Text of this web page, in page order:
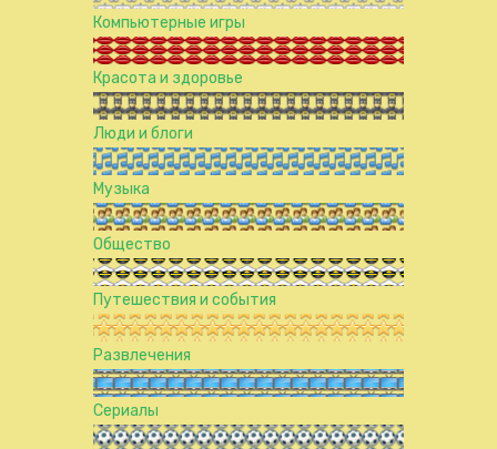
Компьютерные игры
Красота и здоровье
Люди и блоги
Музыка
Общество
Путешествия и события
Развлечения
Сериалы